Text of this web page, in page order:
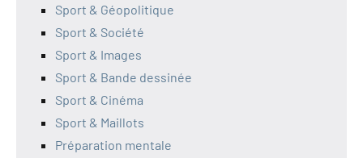
Sport & Géopolitique
Sport & Société
Sport & Images
Sport & Bande dessinée
Sport & Cinéma
Sport & Maillots
Préparation mentale